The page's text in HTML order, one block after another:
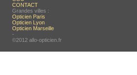
CONTACT
Grandes villes :
Opticien Paris
Opticien Lyon
Opticien Marseille
-
©2012 allo-opticien.fr